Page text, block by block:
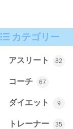
カテゴリー
アスリート 82
コーチ 67
ダイエット 9
トレーナー 35